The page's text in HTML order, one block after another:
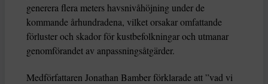
generera flera meters havsnivåhöjning under de
kommande århundradena, vilket orsakar omfattande
förluster och skador för kustbefolkningar och utmanar
genomförandet av anpassningsåtgärder.
Medförfattaren Jonathan Bamber förklarade att ”vad vi